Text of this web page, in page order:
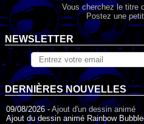
Vous cherchez le titre
Postez une
NEWSLETTER
DERNIÈRES NOUVELLES
09/08/2026 -Ajout d'un dessin animé
Ajout du dessin animé Rainbow